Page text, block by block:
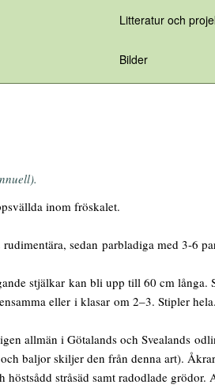
Litteratur och
Bilder
inom fröskalet.
sedan parbladiga med 3-6
stjälkar kan bli upp till 60 cm
eller i klasar om 2–3. Stipler
allmän i Götalands och Svealands
baljor skiljer den från denna art).
stråsäd samt radodlade